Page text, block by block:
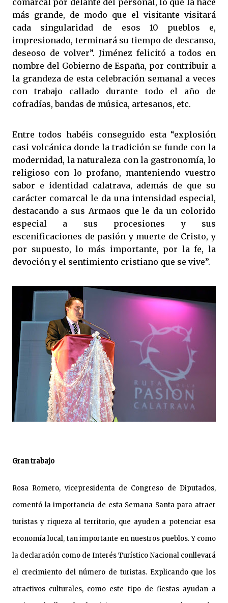
comarcal por delante del personal, lo que la hace
más grande, de modo que el visitante visitará
cada singularidad de esos 10 pueblos e,
impresionado, terminará su tiempo de descanso,
deseoso de volver”. Jiménez felicitó a todos en
nombre del Gobierno de España, por contribuir a
la grandeza de esta celebración semanal a veces
con trabajo callado durante todo el año de
cofradías, bandas de música, artesanos, etc.
Entre todos habéis conseguido esta “explosión
casi volcánica donde la tradición se funde con la
modernidad, la naturaleza con la gastronomía, lo
religioso con lo profano, manteniendo vuestro
sabor e identidad calatrava, además de que su
carácter comarcal le da una intensidad especial,
destacando a sus Armaos que le da un colorido
especial a sus procesiones y sus
escenificaciones de pasión y muerte de Cristo, y
por supuesto, lo más importante, por la fe, la
devoción y el sentimiento cristiano que se vive”.
Gran trabajo
Rosa Romero, vicepresidenta de Congreso de Diputados,
comentó la importancia de esta Semana Santa para atraer
turistas y riqueza al territorio, que ayuden a potenciar esa
economía local, tan importante en nuestros pueblos. Y como
la declaración como de Interés Turístico Nacional conllevará
el crecimiento del número de turistas. Explicando que los
atractivos culturales, como este tipo de fiestas ayudan a